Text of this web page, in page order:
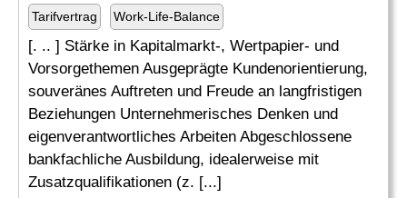
Tarifvertrag Work-Life-Balance
[. .. ] Stärke in Kapitalmarkt-, Wertpapier- und
Vorsorgethemen Ausgeprägte Kundenorientierung,
souveränes Auftreten und Freude an langfristigen
Beziehungen Unternehmerisches Denken und
eigenverantwortliches Arbeiten Abgeschlossene
bankfachliche Ausbildung, idealerweise mit
Zusatzqualifikationen (z. [...]